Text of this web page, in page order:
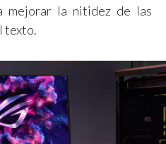
mejorar la nitidez de las
texto.